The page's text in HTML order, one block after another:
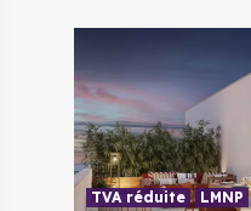
TVA réduite LMNP